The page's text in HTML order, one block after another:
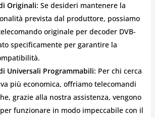
Originali: Se desideri mantenere la
prevista dal produttore, possiamo
originale per decoder DVB-
specificamente per garantire la
Universali Programmabili: Per chi cerca
più economica, offriamo telecomandi
grazie alla nostra assistenza, vengono
funzionare in modo impeccabile con il